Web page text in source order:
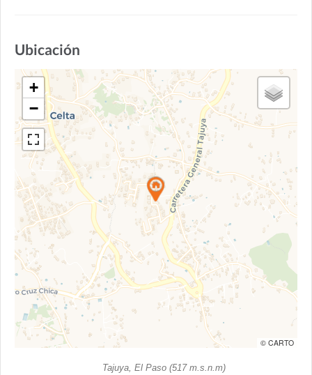
Ubicación
+
−
© CARTO
Tajuya, El Paso (517 m.s.n.m)